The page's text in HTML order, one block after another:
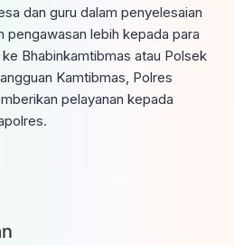
dan guru dalam penyelesaian
pengawasan lebih kepada para
Bhabinkamtibmas atau Polsek
Kamtibmas, Polres
pelayanan kepada